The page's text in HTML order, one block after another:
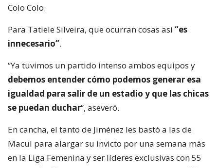
Colo Colo.
Para Tatiele Silveira, que ocurran cosas así“es
innecesario”.
“Ya tuvimos un partido intenso ambos equipos y
debemos entender cómo podemos generar esa
igualdad para salir de un estadio y que las chicas
se puedan duchar“, aseveró.
En cancha, el tanto de Jiménez les bastó a las de
Macul para alargar su invicto por una semana más
en la Liga Femenina y ser líderes exclusivas con 55